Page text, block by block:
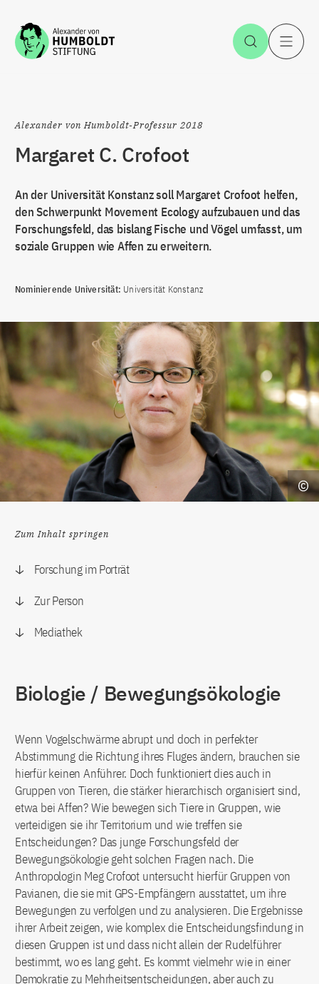
Zum Inhalt springen Suche
Alexander von Humboldt-Professur 2018
Margaret C. Crofoot
An der Universität Konstanz soll Margaret Crofoot helfen,
den Schwerpunkt Movement Ecology aufzubauen und das
Forschungsfeld, das bislang Fische und Vögel umfasst, um
soziale Gruppen wie Affen zu erweitern.
Nominierende Universität: Universität Konstanz
Zum Inhalt springen
Forschung im Porträt
Zur Person
Mediathek
Biologie / Bewegungsökologie
Wenn Vogelschwärme abrupt und doch in perfekter
Abstimmung die Richtung ihres Fluges ändern, brauchen sie
hierfür keinen Anführer. Doch funktioniert dies auch in
Gruppen von Tieren, die stärker hierarchisch organisiert sind,
etwa bei Affen? Wie bewegen sich Tiere in Gruppen, wie
verteidigen sie ihr Territorium und wie treffen sie
Entscheidungen? Das junge Forschungsfeld der
Bewegungsökologie geht solchen Fragen nach. Die
Anthropologin Meg Crofoot untersucht hierfür Gruppen von
Pavianen, die sie mit GPS-Empfängern ausstattet, um ihre
Bewegungen zu verfolgen und zu analysieren. Die Ergebnisse
ihrer Arbeit zeigen, wie komplex die Entscheidungsfindung in
diesen Gruppen ist und dass nicht allein der Rudelführer
bestimmt, wo es lang geht. Es kommt vielmehr wie in einer
Demokratie zu Mehrheitsentscheidungen, aber auch zu